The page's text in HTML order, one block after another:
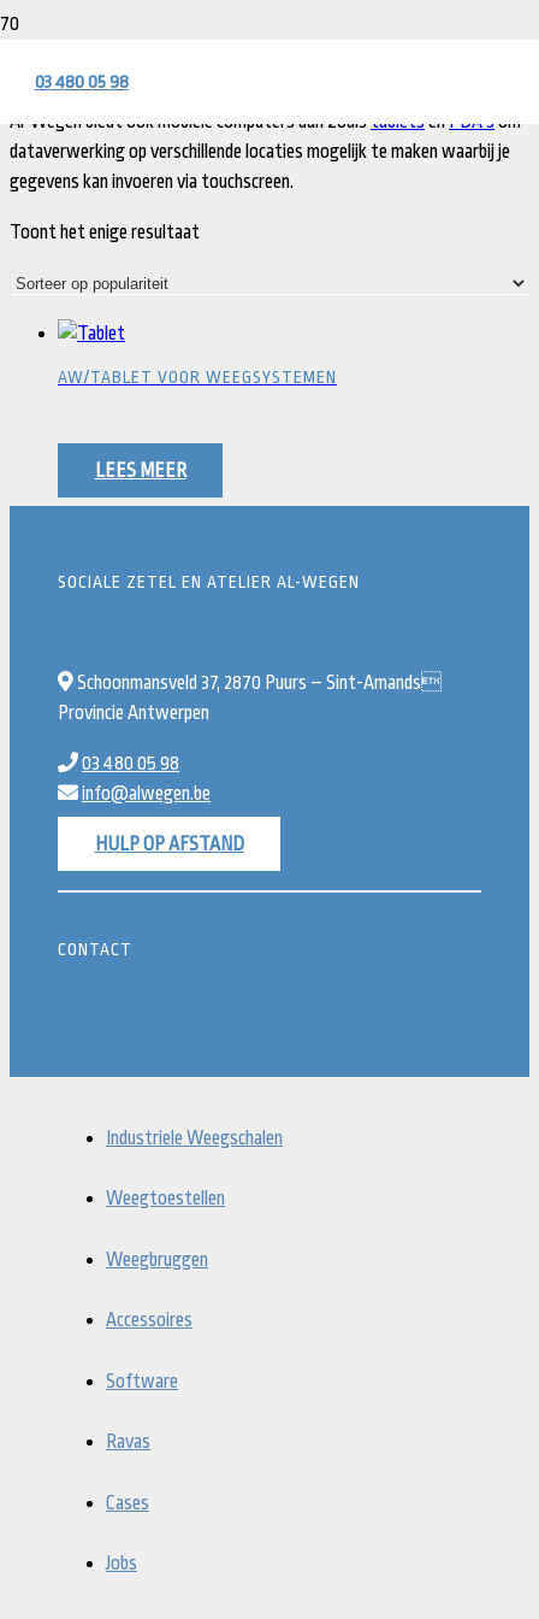
03 480 05 98
Al-Wegen biedt ook mobiele computers aan zoals tabletsen PDA’som
dataverwerking op verschillende locaties mogelijk te maken waarbij je
gegevens kan invoeren via touchscreen.
Toont het enige resultaat
AW/TABLET VOOR WEEGSYSTEMEN
LEES MEER
SOCIALE ZETEL EN ATELIER AL-WEGEN
Schoonmansveld 37, 2870 Puurs – Sint-Amands
Provincie Antwerpen
03 480 05 98
info@alwegen.be
HULP OP AFSTAND
CONTACT
Industriele Weegschalen
Weegtoestellen
Weegbruggen
Accessoires
Software
Ravas
Cases
Jobs